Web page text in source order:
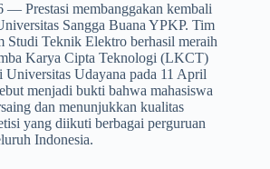
Prestasi membanggakan kembali
Sangga Buana YPKP. Tim
Studi Teknik Elektro berhasil meraih
Karya Cipta Teknologi (LKCT)
Universitas Udayana pada 11 April
menjadi bukti bahwa mahasiswa
dan menunjukkan kualitas
yang diikuti berbagai perguruan
Indonesia.